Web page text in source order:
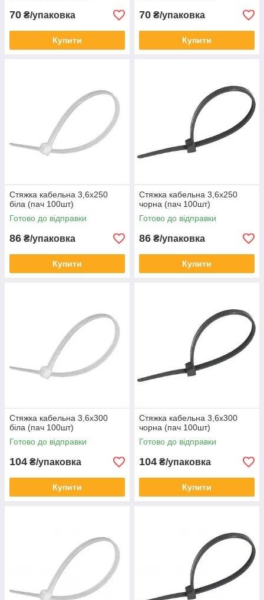
70 ₴/упаковка
Купити
70 ₴/упаковка
Купити
Стяжка кабельна 3,6x250
біла (пач 100шт)
Готово до відправки
86 ₴/упаковка
Купити
Стяжка кабельна 3,6x250
чорна (пач 100шт)
Готово до відправки
86 ₴/упаковка
Купити
Стяжка кабельна 3,6x300
біла (пач 100шт)
Готово до відправки
104 ₴/упаковка
Купити
Стяжка кабельна 3,6x300
чорна (пач 100шт)
Готово до відправки
104 ₴/упаковка
Купити